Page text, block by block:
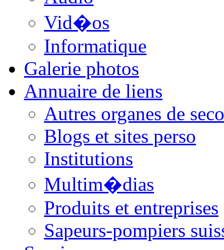
Vid�os
Informatique
Galerie photos
Annuaire de liens
Autres organes de
Blogs et sites perso
Institutions
Multim�dias
Produits et entreprises
Sapeurs-pompiers